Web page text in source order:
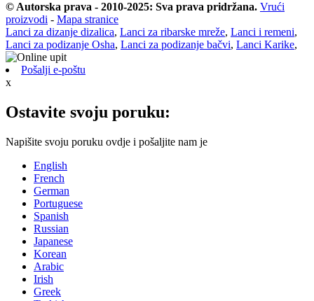
© Autorska prava - 2010-2025: Sva prava pridržana. Vrući
proizvodi - Mapa stranice
Lanci za dizanje dizalica, Lanci za ribarske mreže, Lanci i remeni,
Lanci za podizanje Osha, Lanci za podizanje bačvi, Lanci Karike,
Pošalji e-poštu
x
Ostavite svoju poruku:
Napišite svoju poruku ovdje i pošaljite nam je
English
French
German
Portuguese
Spanish
Russian
Japanese
Korean
Arabic
Irish
Greek